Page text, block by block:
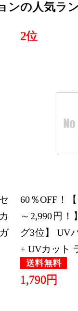
レディー
キング：6位
レディー
キング：4位
2026/07/19
レディー
キング：7位
2026/07/18
ンの人気ラ
2位
60％OFF！
～2,990円
グ3位】 UV
+ UVカット
送料無料
1,790円